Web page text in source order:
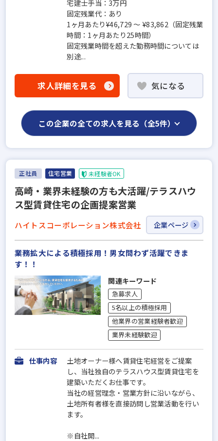
宅建士手当：3万円
固定残業代：あり
1ヶ月あたり¥46,729 〜 ¥83,862（固定残業
時間：1ヶ月あたり25時間）
固定残業時間を超えた勤務時間については
別途...
求人詳細を見る 気になる
この企業の全ての求人を見る（全5件）
正社員 住宅営業 未経験者OK
高崎・業界未経験の方も大活躍/テラスハウ
ス型賃貸住宅の企画提案営業
ハイトスコーポレーション株式会社 企業ページ
業務拡大による積極採用！男女問わず活躍できま
す！！
関連キーワード
急募求人
5名以上の積極採用
他業界の営業経験者歓迎
業界未経験歓迎
仕事内容
土地オーナー様へ賃貸住宅経営をご提案
し、当社独自のテラスハウス型賃貸住宅を
建築いただくお仕事です。
当社の経営理念・営業方針に沿いながら、
土地所有者様を直接訪問し営業活動を行い
ます。
※自社開...